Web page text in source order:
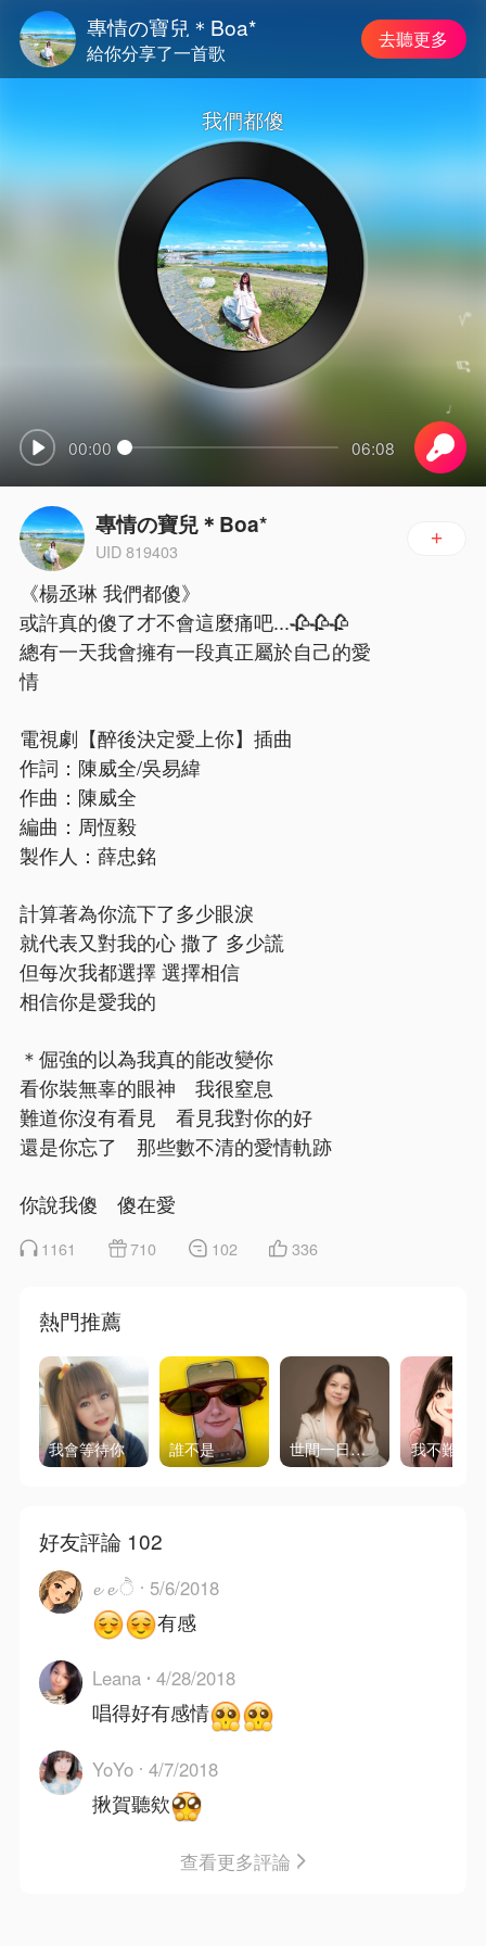
我們都傻
00:00 06:08
♪
♩
專情の寶兒＊Boa*
UID 819403
+
《楊丞琳 我們都傻》
或許真的傻了才不會這麼痛吧...🥀🥀🥀
總有一天我會擁有一段真正屬於自己的愛
情
電視劇【醉後決定愛上你】插曲
作詞：陳威全/吳易緯
作曲：陳威全
編曲：周恆毅
製作人：薛忠銘
計算著為你流下了多少眼淚
就代表又對我的心 撒了 多少謊
但每次我都選擇 選擇相信
相信你是愛我的
＊倔強的以為我真的能改變你
看你裝無辜的眼神 我很窒息
難道你沒有看見 看見我對你的好
還是你忘了 那些數不清的愛情軌跡
你說我傻 傻在愛
1161 710 102 336
熱門推薦
我會等待你 誰不是 世間一日情海一年
好友評論 102
𝓮 𝓮 ੈ 5/6/2018
有感
Leana 4/28/2018
唱得好有感情
YoYo 4/7/2018
揪賀聽欸
查看更多評論
專情の寶兒＊Boa*
給你分享了一首歌
去聽更多